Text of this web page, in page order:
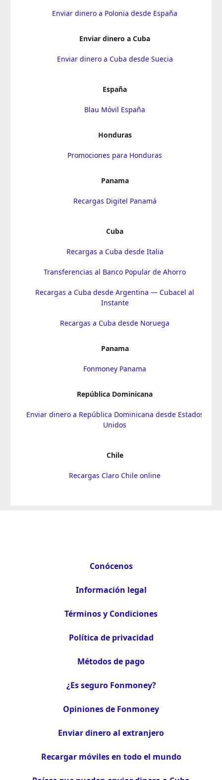
Enviar dinero a Polonia desde España
Enviar dinero a Cuba
Enviar dinero a Cuba desde Suecia
España
Blau Móvil España
Honduras
Promociones para Honduras
Panama
Recargas Digitel Panamá
Cuba
Recargas a Cuba desde Italia
Transferencias al Banco Popular de Ahorro
Recargas a Cuba desde Argentina — Cubacel al
Instante
Recargas a Cuba desde Noruega
Panama
Fonmoney Panama
República Dominicana
Enviar dinero a República Dominicana desde Estados
Unidos
Chile
Recargas Claro Chile online
Conócenos
Información legal
Términos y Condiciones
Política de privacidad
Métodos de pago
¿Es seguro Fonmoney?
Opiniones de Fonmoney
Enviar dinero al extranjero
Recargar móviles en todo el mundo